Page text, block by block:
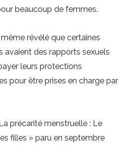
beaucoup de femmes.
révélé que certaines
avaient des rapports sexuels
leurs protections
pour être prises en charge par
précarité menstruelle : Le
filles » paru en septembre